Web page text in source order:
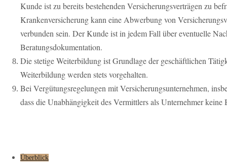
Kunde ist zu bereits bestehenden Versicherungsverträgen zu
Krankenversicherung kann eine Abwerbung von
verbunden sein. Der Kunde ist in jedem Fall über eventuelle
Beratungsdokumentation.
Die stetige Weiterbildung ist Grundlage der geschäftlichen
Weiterbildung werden stets vorgehalten.
Bei Vergütungsregelungen mit Versicherungsunternehmen,
dass die Unabhängigkeit des Vermittlers als Unternehmer
Überblick